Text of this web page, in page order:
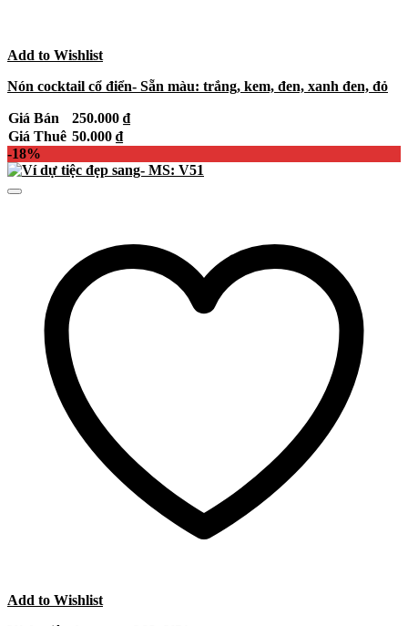
Add to Wishlist
Nón cocktail cổ điển- Sẵn màu: trắng, kem, đen, xanh đen, đỏ
Giá Bán 250.000 ₫
Giá Thuê 50.000 ₫
-18%
Add to Wishlist